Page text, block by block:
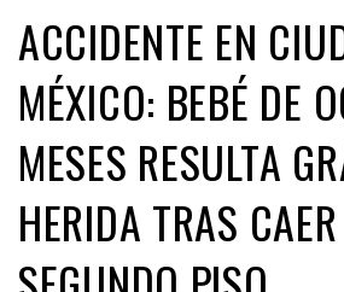
ACCIDENTE EN
MÉXICO: BEBÉ DE
MESES RESULTA
HERIDA TRAS